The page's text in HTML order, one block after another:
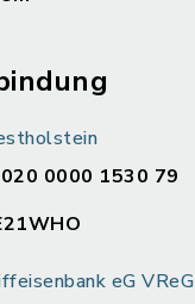
0000 1530 79
eG VReG